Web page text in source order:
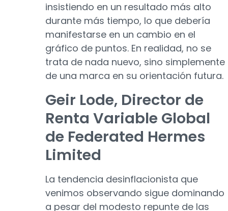
insistiendo en un resultado más alto
durante más tiempo, lo que debería
manifestarse en un cambio en el
gráfico de puntos. En realidad, no se
trata de nada nuevo, sino simplemente
de una marca en su orientación futura.
Geir Lode, Director de
Renta Variable Global
de Federated Hermes
Limited
La tendencia desinflacionista que
venimos observando sigue dominando
a pesar del modesto repunte de las